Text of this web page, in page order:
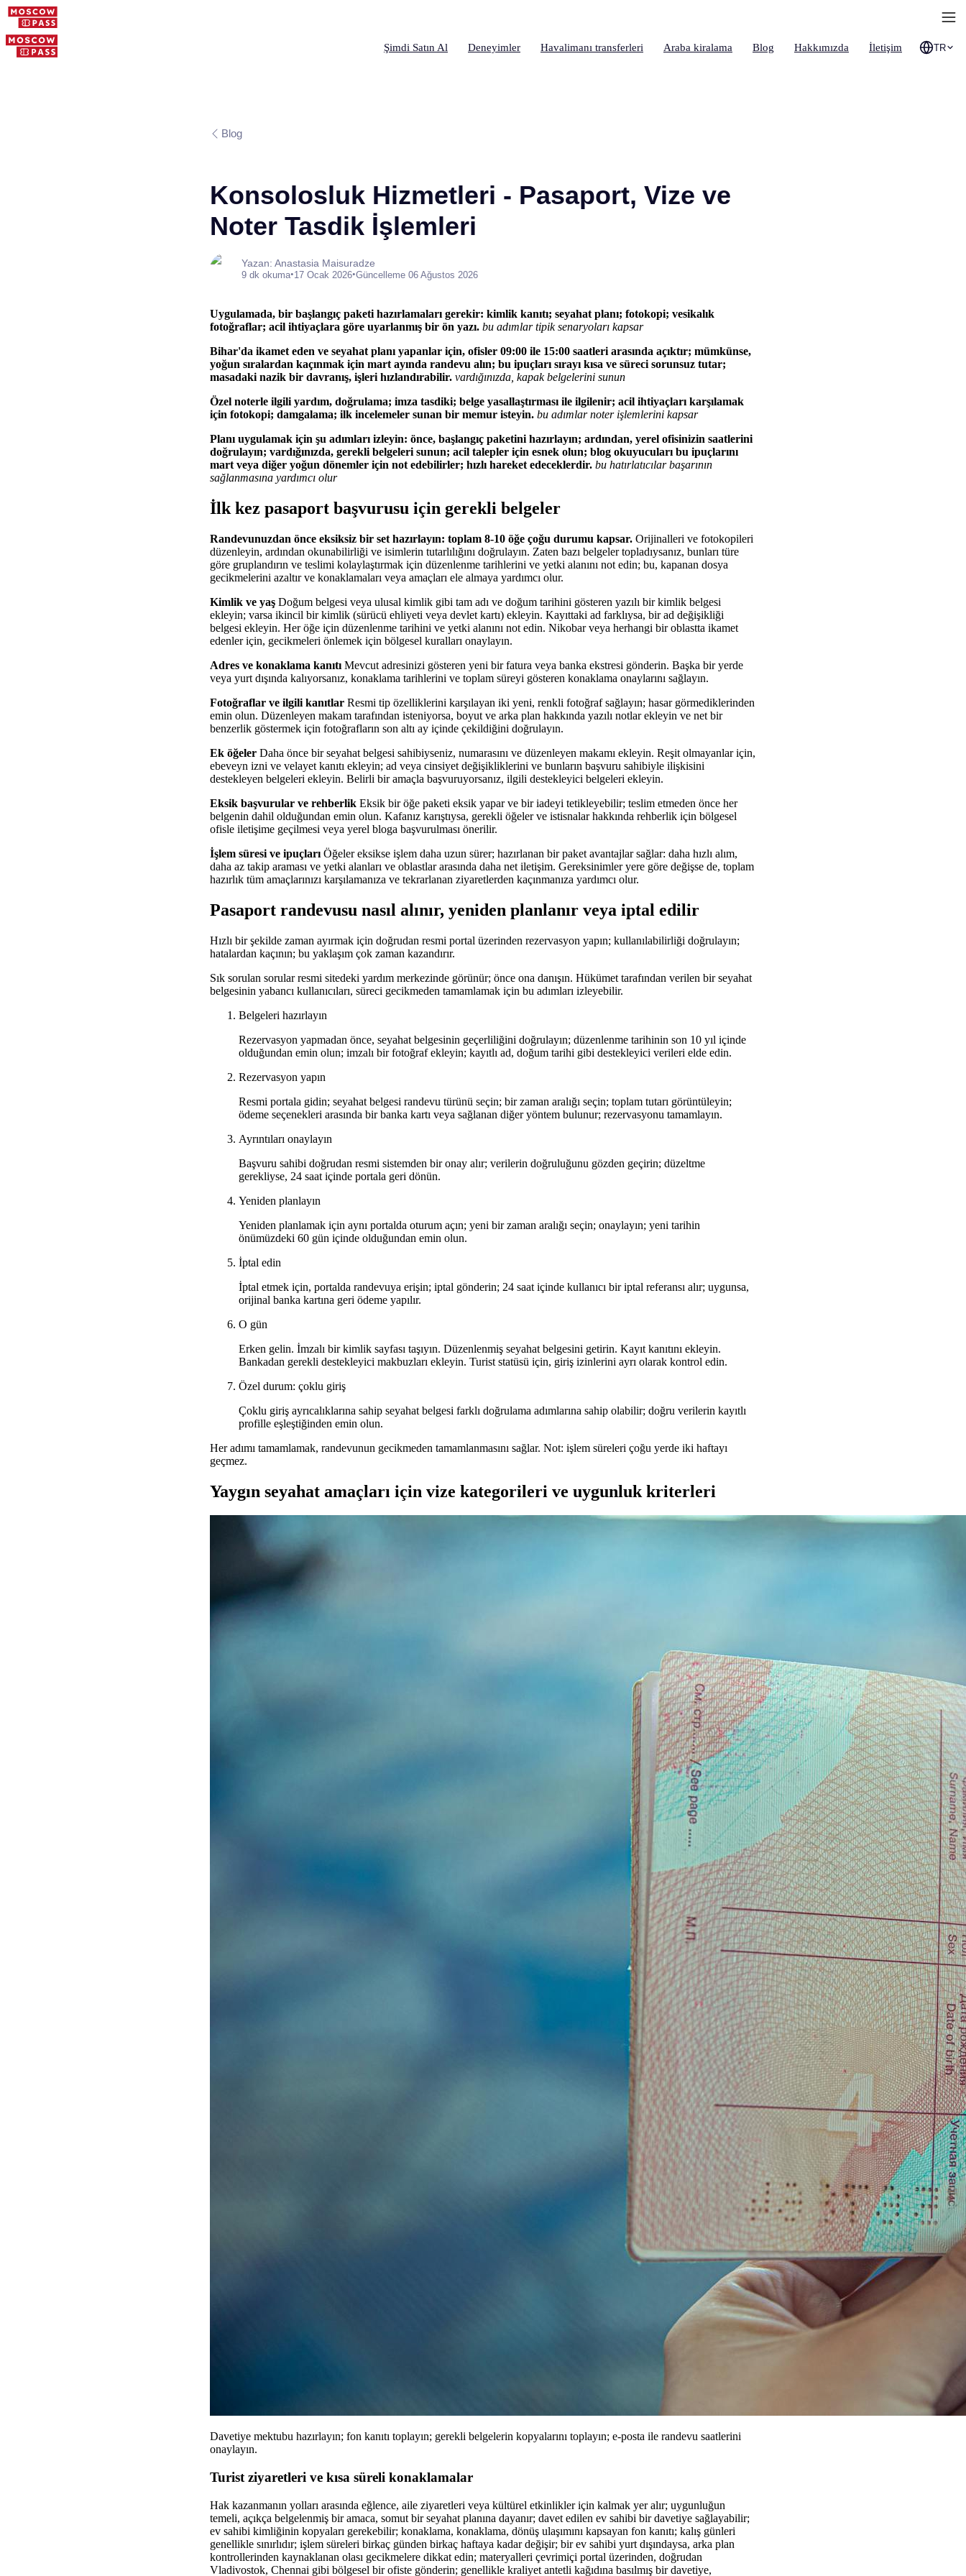
Şimdi Satın Al Deneyimler Havalimanı transferleri Araba kiralama Blog Hakkımızda İletişim TR
Blog
Konsolosluk Hizmetleri - Pasaport, Vize ve
Noter Tasdik İşlemleri
Yazan: Anastasia Maisuradze
9 dk okuma•17 Ocak 2026•Güncelleme 06 Ağustos 2026
Uygulamada, bir başlangıç paketi hazırlamaları gerekir: kimlik kanıtı; seyahat planı; fotokopi; vesikalık
fotoğraflar; acil ihtiyaçlara göre uyarlanmış bir ön yazı. bu adımlar tipik senaryoları kapsar
Bihar'da ikamet eden ve seyahat planı yapanlar için, ofisler 09:00 ile 15:00 saatleri arasında açıktır; mümkünse,
yoğun sıralardan kaçınmak için mart ayında randevu alın; bu ipuçları sırayı kısa ve süreci sorunsuz tutar;
masadaki nazik bir davranış, işleri hızlandırabilir. vardığınızda, kapak belgelerini sunun
Özel noterle ilgili yardım, doğrulama; imza tasdiki; belge yasallaştırması ile ilgilenir; acil ihtiyaçları karşılamak
için fotokopi; damgalama; ilk incelemeler sunan bir memur isteyin. bu adımlar noter işlemlerini kapsar
Planı uygulamak için şu adımları izleyin: önce, başlangıç paketini hazırlayın; ardından, yerel ofisinizin saatlerini
doğrulayın; vardığınızda, gerekli belgeleri sunun; acil talepler için esnek olun; blog okuyucuları bu ipuçlarını
mart veya diğer yoğun dönemler için not edebilirler; hızlı hareket edeceklerdir. bu hatırlatıcılar başarının
sağlanmasına yardımcı olur
İlk kez pasaport başvurusu için gerekli belgeler
Randevunuzdan önce eksiksiz bir set hazırlayın: toplam 8-10 öğe çoğu durumu kapsar. Orijinalleri ve fotokopileri
düzenleyin, ardından okunabilirliği ve isimlerin tutarlılığını doğrulayın. Zaten bazı belgeler topladıysanız, bunları türe
göre gruplandırın ve teslimi kolaylaştırmak için düzenlenme tarihlerini ve yetki alanını not edin; bu, kapanan dosya
gecikmelerini azaltır ve konaklamaları veya amaçları ele almaya yardımcı olur.
Kimlik ve yaş Doğum belgesi veya ulusal kimlik gibi tam adı ve doğum tarihini gösteren yazılı bir kimlik belgesi
ekleyin; varsa ikincil bir kimlik (sürücü ehliyeti veya devlet kartı) ekleyin. Kayıttaki ad farklıysa, bir ad değişikliği
belgesi ekleyin. Her öğe için düzenlenme tarihini ve yetki alanını not edin. Nikobar veya herhangi bir oblastta ikamet
edenler için, gecikmeleri önlemek için bölgesel kuralları onaylayın.
Adres ve konaklama kanıtı Mevcut adresinizi gösteren yeni bir fatura veya banka ekstresi gönderin. Başka bir yerde
veya yurt dışında kalıyorsanız, konaklama tarihlerini ve toplam süreyi gösteren konaklama onaylarını sağlayın.
Fotoğraflar ve ilgili kanıtlar Resmi tip özelliklerini karşılayan iki yeni, renkli fotoğraf sağlayın; hasar görmediklerinden
emin olun. Düzenleyen makam tarafından isteniyorsa, boyut ve arka plan hakkında yazılı notlar ekleyin ve net bir
benzerlik göstermek için fotoğrafların son altı ay içinde çekildiğini doğrulayın.
Ek öğeler Daha önce bir seyahat belgesi sahibiyseniz, numarasını ve düzenleyen makamı ekleyin. Reşit olmayanlar için,
ebeveyn izni ve velayet kanıtı ekleyin; ad veya cinsiyet değişikliklerini ve bunların başvuru sahibiyle ilişkisini
destekleyen belgeleri ekleyin. Belirli bir amaçla başvuruyorsanız, ilgili destekleyici belgeleri ekleyin.
Eksik başvurular ve rehberlik Eksik bir öğe paketi eksik yapar ve bir iadeyi tetikleyebilir; teslim etmeden önce her
belgenin dahil olduğundan emin olun. Kafanız karıştıysa, gerekli öğeler ve istisnalar hakkında rehberlik için bölgesel
ofisle iletişime geçilmesi veya yerel bloga başvurulması önerilir.
İşlem süresi ve ipuçları Öğeler eksikse işlem daha uzun sürer; hazırlanan bir paket avantajlar sağlar: daha hızlı alım,
daha az takip araması ve yetki alanları ve oblastlar arasında daha net iletişim. Gereksinimler yere göre değişse de, toplam
hazırlık tüm amaçlarınızı karşılamanıza ve tekrarlanan ziyaretlerden kaçınmanıza yardımcı olur.
Pasaport randevusu nasıl alınır, yeniden planlanır veya iptal edilir
Hızlı bir şekilde zaman ayırmak için doğrudan resmi portal üzerinden rezervasyon yapın; kullanılabilirliği doğrulayın;
hatalardan kaçının; bu yaklaşım çok zaman kazandırır.
Sık sorulan sorular resmi sitedeki yardım merkezinde görünür; önce ona danışın. Hükümet tarafından verilen bir seyahat
belgesinin yabancı kullanıcıları, süreci gecikmeden tamamlamak için bu adımları izleyebilir.
Belgeleri hazırlayın
Rezervasyon yapmadan önce, seyahat belgesinin geçerliliğini doğrulayın; düzenlenme tarihinin son 10 yıl içinde
olduğundan emin olun; imzalı bir fotoğraf ekleyin; kayıtlı ad, doğum tarihi gibi destekleyici verileri elde edin.
Rezervasyon yapın
Resmi portala gidin; seyahat belgesi randevu türünü seçin; bir zaman aralığı seçin; toplam tutarı görüntüleyin;
ödeme seçenekleri arasında bir banka kartı veya sağlanan diğer yöntem bulunur; rezervasyonu tamamlayın.
Ayrıntıları onaylayın
Başvuru sahibi doğrudan resmi sistemden bir onay alır; verilerin doğruluğunu gözden geçirin; düzeltme
gerekliyse, 24 saat içinde portala geri dönün.
Yeniden planlayın
Yeniden planlamak için aynı portalda oturum açın; yeni bir zaman aralığı seçin; onaylayın; yeni tarihin
önümüzdeki 60 gün içinde olduğundan emin olun.
İptal edin
İptal etmek için, portalda randevuya erişin; iptal gönderin; 24 saat içinde kullanıcı bir iptal referansı alır; uygunsa,
orijinal banka kartına geri ödeme yapılır.
O gün
Erken gelin. İmzalı bir kimlik sayfası taşıyın. Düzenlenmiş seyahat belgesini getirin. Kayıt kanıtını ekleyin.
Bankadan gerekli destekleyici makbuzları ekleyin. Turist statüsü için, giriş izinlerini ayrı olarak kontrol edin.
Özel durum: çoklu giriş
Çoklu giriş ayrıcalıklarına sahip seyahat belgesi farklı doğrulama adımlarına sahip olabilir; doğru verilerin kayıtlı
profille eşleştiğinden emin olun.
Her adımı tamamlamak, randevunun gecikmeden tamamlanmasını sağlar. Not: işlem süreleri çoğu yerde iki haftayı
geçmez.
Yaygın seyahat amaçları için vize kategorileri ve uygunluk kriterleri
Davetiye mektubu hazırlayın; fon kanıtı toplayın; gerekli belgelerin kopyalarını toplayın; e-posta ile randevu saatlerini
onaylayın.
Turist ziyaretleri ve kısa süreli konaklamalar
Hak kazanmanın yolları arasında eğlence, aile ziyaretleri veya kültürel etkinlikler için kalmak yer alır; uygunluğun
temeli, açıkça belgelenmiş bir amaca, somut bir seyahat planına dayanır; davet edilen ev sahibi bir davetiye sağlayabilir;
ev sahibi kimliğinin kopyaları gerekebilir; konaklama, konaklama, dönüş ulaşımını kapsayan fon kanıtı; kalış günleri
genellikle sınırlıdır; işlem süreleri birkaç günden birkaç haftaya kadar değişir; bir ev sahibi yurt dışındaysa, arka plan
kontrollerinden kaynaklanan olası gecikmelere dikkat edin; materyalleri çevrimiçi portal üzerinden, doğrudan
Vladivostok, Chennai gibi bölgesel bir ofiste gönderin; genellikle kraliyet antetli kağıdına basılmış bir davetiye,